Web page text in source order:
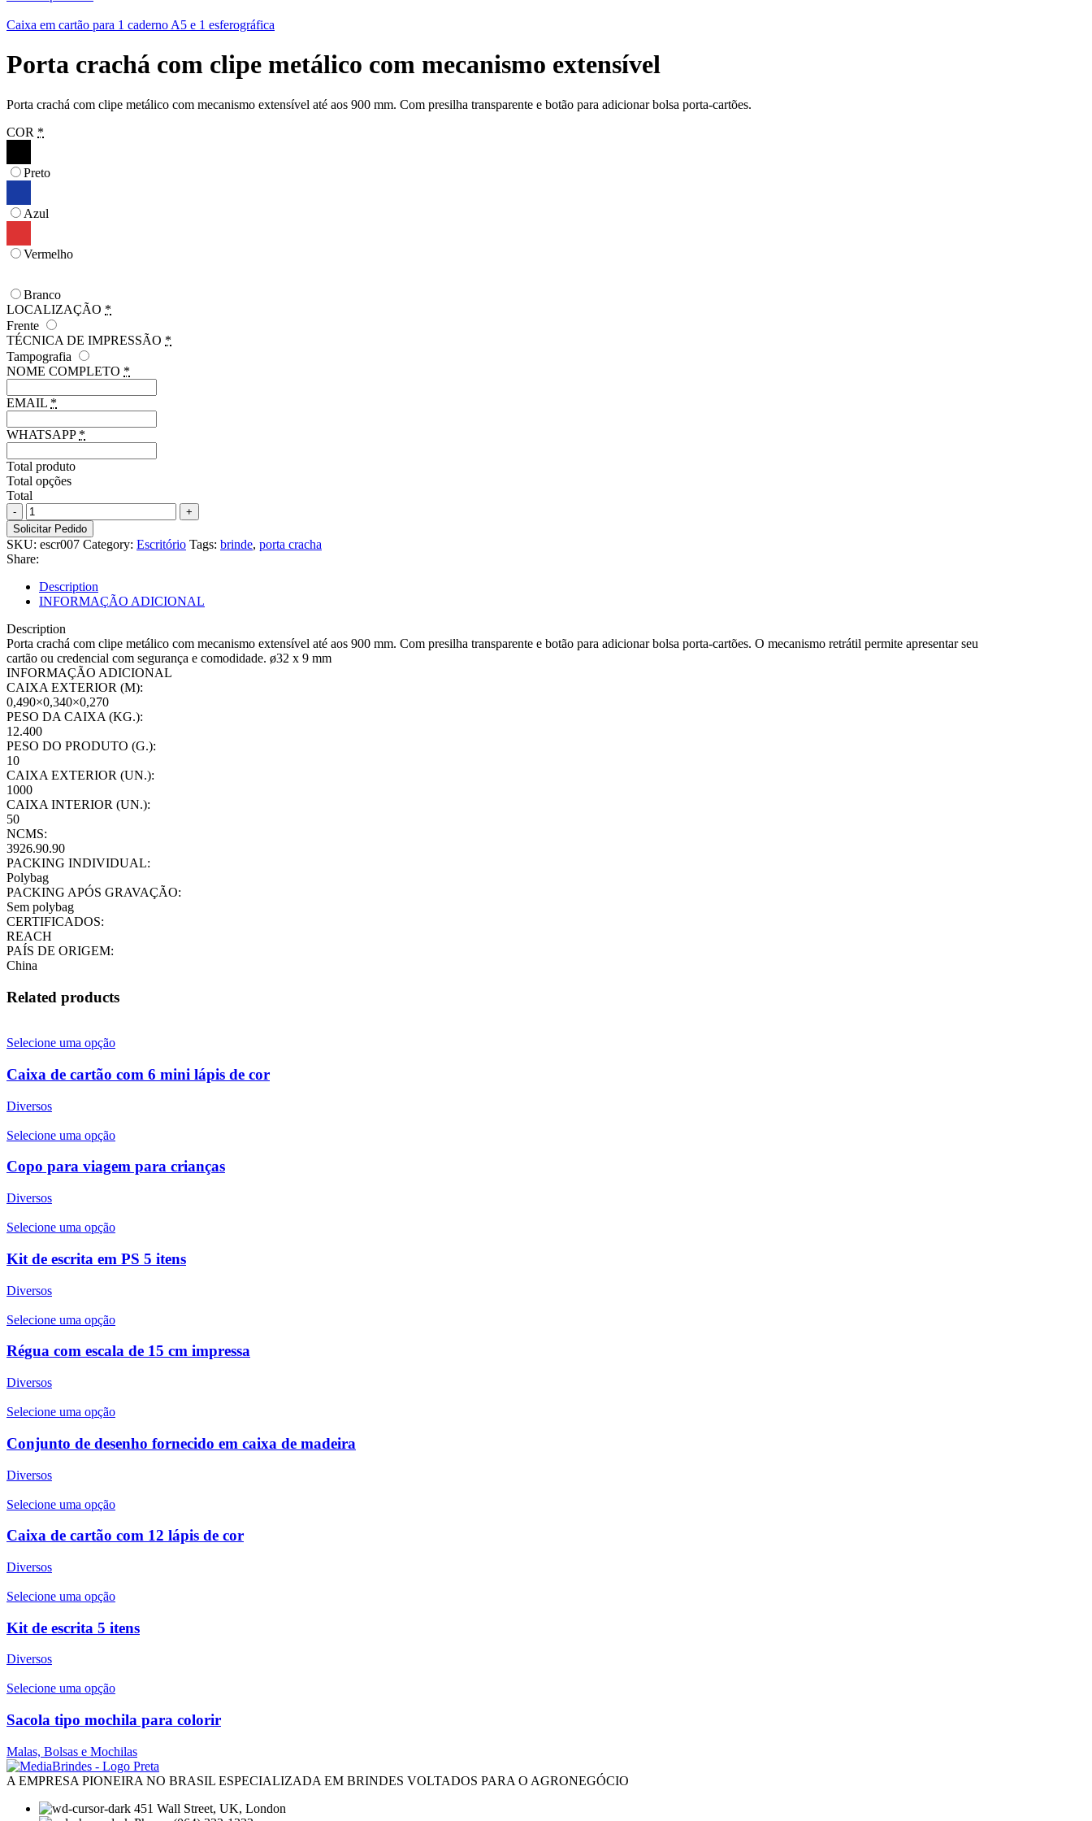
Caixa em cartão para 1 caderno A5 e 1 esferográfica
Porta crachá com clipe metálico com mecanismo extensível
Porta crachá com clipe metálico com mecanismo extensível até aos 900 mm. Com presilha transparente e botão para adicionar bolsa porta-cartões.
COR *
Preto
Azul
Vermelho
Branco
LOCALIZAÇÃO *
Frente
TÉCNICA DE IMPRESSÃO *
Tampografia
NOME COMPLETO *
EMAIL *
WHATSAPP *
Total produto
Total opções
Total
Porta
crachá
com
clipe
metálico
com
mecanismo
extensível
quantity
Solicitar Pedido
SKU: escr007 Category: Escritório Tags: brinde, porta cracha
Share:
Description
INFORMAÇÃO ADICIONAL
Description
Porta crachá com clipe metálico com mecanismo extensível até aos 900 mm. Com presilha transparente e botão para adicionar bolsa porta-cartões. O mecanismo retrátil permite apresentar seu
cartão ou credencial com segurança e comodidade. ø32 x 9 mm
INFORMAÇÃO ADICIONAL
CAIXA EXTERIOR (M):
0,490×0,340×0,270
PESO DA CAIXA (KG.):
12.400
PESO DO PRODUTO (G.):
10
CAIXA EXTERIOR (UN.):
1000
CAIXA INTERIOR (UN.):
50
NCMS:
3926.90.90
PACKING INDIVIDUAL:
Polybag
PACKING APÓS GRAVAÇÃO:
Sem polybag
CERTIFICADOS:
REACH
PAÍS DE ORIGEM:
China
Related products
Selecione uma opção
Caixa de cartão com 6 mini lápis de cor
Diversos
Selecione uma opção
Copo para viagem para crianças
Diversos
Selecione uma opção
Kit de escrita em PS 5 itens
Diversos
Selecione uma opção
Régua com escala de 15 cm impressa
Diversos
Selecione uma opção
Conjunto de desenho fornecido em caixa de madeira
Diversos
Selecione uma opção
Caixa de cartão com 12 lápis de cor
Diversos
Selecione uma opção
Kit de escrita 5 itens
Diversos
Selecione uma opção
Sacola tipo mochila para colorir
Malas, Bolsas e Mochilas
A EMPRESA PIONEIRA NO BRASIL ESPECIALIZADA EM BRINDES VOLTADOS PARA O AGRONEGÓCIO
451 Wall Street, UK, London